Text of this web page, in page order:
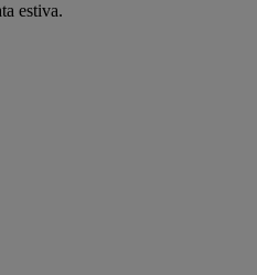
estiva.